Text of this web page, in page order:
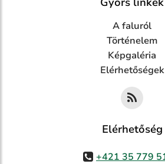
A faluról
Történelem
Képgaléria
Elérhetőségek
Elérhetőség
+421 35 779